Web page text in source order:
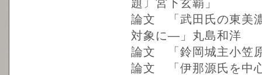
題〕宮下玄覇」
論文 「武田氏の東美
対象に―」丸島和洋
論文 「鈴岡城主小笠
論文 「伊那源氏を中